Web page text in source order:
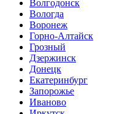
Волгодонск
Вологда
Воронеж
Горно-Алтайск
Грозный
Дзержинск
Донецк
Екатеринбург
Запорожье
Иваново